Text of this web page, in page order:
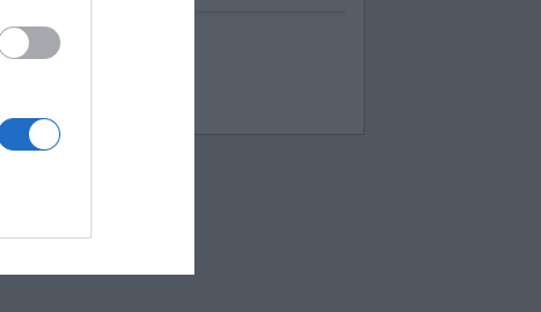
sutikimą.